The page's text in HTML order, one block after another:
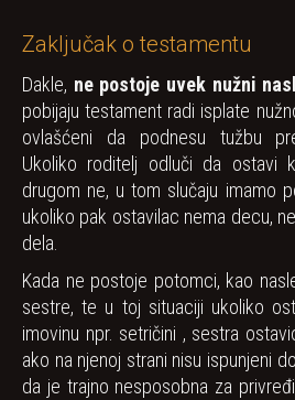
Zaključak o testamentu
Dakle, ne postoje uvek nužni
pobijaju testament radi isplate
ovlašćeni da podnesu tužbu
Ukoliko roditelj odluči da ostavi
drugom ne, u tom slučaju imamo
ukoliko pak ostavilac nema decu,
dela.
Kada ne postoje potomci, kao
sestre, te u toj situaciji ukoliko
imovinu npr. setričini , sestra
ako na njenoj strani nisu ispunjeni
da je trajno nesposobna za